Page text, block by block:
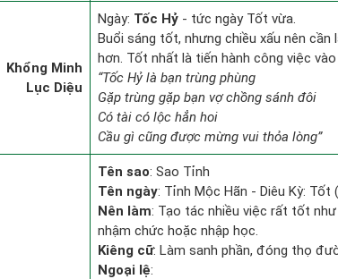
Khổng Minh
Lục Diệu
Ngày: Tốc Hỷ - tức ngày Tốt vừa.
Buổi sáng tốt, nhưng chiều xấu nên
hơn. Tốt nhất là tiến hành công việc
“Tốc Hỷ là bạn trùng phùng
Gặp trùng gặp bạn vợ chồng sánh đôi
Có tài có lộc hẳn hoi
Cầu gì cũng được mừng vui thỏa lòng”
Tên sao: Sao Tỉnh
Tên ngày: Tỉnh Mộc Hãn - Diêu Kỳ:
Nên làm: Tạo tác nhiều việc rất tốt
nhậm chức hoặc nhập học.
Kiêng cữ: Làm sanh phần, đóng thọ
Ngoại lệ: